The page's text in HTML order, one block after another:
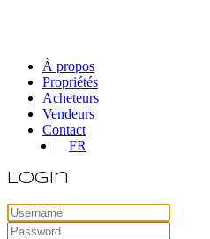
À propos
Propriétés
Acheteurs
Vendeurs
Contact
FR
Login